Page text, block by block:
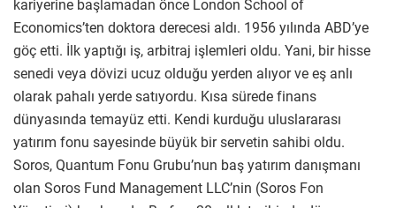
kariyerine başlamadan önce London School of
Economics’ten doktora derecesi aldı. 1956 yılında ABD’ye
göç etti. İlk yaptığı iş, arbitraj işlemleri oldu. Yani, bir hisse
senedi veya dövizi ucuz olduğu yerden alıyor ve eş anlı
olarak pahalı yerde satıyordu. Kısa sürede finans
dünyasında temayüz etti. Kendi kurduğu uluslararası
yatırım fonu sayesinde büyük bir servetin sahibi oldu.
Soros, Quantum Fonu Grubu’nun baş yatırım danışmanı
olan Soros Fund Management LLC’nin (Soros Fon